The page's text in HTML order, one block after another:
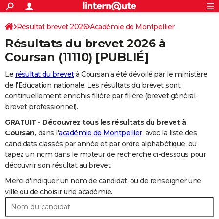
ACTUALITÉS
Politique
Société
Faits Divers
Education
Monde
Villes
+
SPORT
Coupe du monde 2026
Football
Tennis
Cyclisme
Rugby
Forum
FINANCE
Retraite
Impôts
Epargne
Immobilier
Risques naturels par ville
Banque
Assurance
Crédit
Essais
Réserver un essai
Citadines
Berlines
SUV
Forum auto
+
HIGH-TECH
Meilleur smartphone
Guide high-tech
BRICOLAGE
Forum
Aménagement intérieur
Extérieur
Cuisine
Salle de bains
Jardinage
Rangement
+
Guides de France
Escapades
Patrimoine
Expositions
Musées
Week-end nature
+
Art de vivre
Bien-être
Loisirs
Mode
Modes de vie
+ SANTE
Alimentation
Guide de la santé
Maladies
Médicaments
Sommeil
VOYAGE
Rechercher
S'inscrire
Connexion
Résultat brevet 2026 Académie de Montpellier
Résultats du brevet 2026 à
Coursan (11110) [PUBLIÉ]
Le résultat du brevetà Coursan a été dévoilé par le ministère
de l'Education nationale. Les résultats du brevet sont
continuellement enrichis filière par filière (brevet général,
brevet professionnel).
GRATUIT - Découvrez tous les résultats du brevet à
Coursan, dans l'académie de Montpellier, avec la liste des
candidats classés par année et par ordre alphabétique, ou
tapez un nom dans le moteur de recherche ci-dessous pour
découvrir son résultat au brevet.
Merci d'indiquer un nom de candidat, ou de renseigner une
ville ou de choisir une académie.